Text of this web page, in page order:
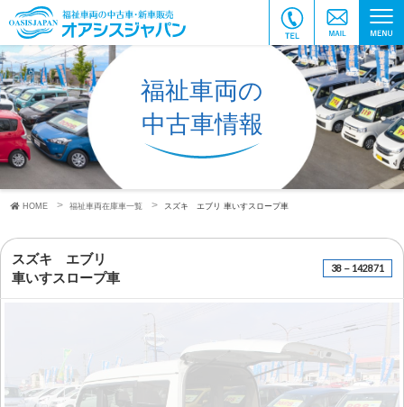
福祉車両の
中古車情報
HOME 福祉車両在庫車一覧 スズキ エブリ 車いすスロープ車
スズキ エブリ
車いすスロープ車
38－142871